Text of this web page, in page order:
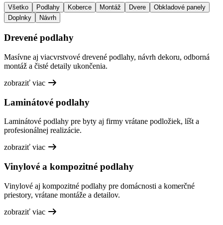
Všetko Podlahy Koberce Montáž Dvere
Obkladové panely
Doplnky
Návrh
Drevené podlahy
Masívne aj viacvrstvové drevené podlahy, návrh dekoru, odborná
montáž a čisté detaily ukončenia.
zobraziť viac
Laminátové podlahy
Laminátové podlahy pre byty aj firmy vrátane podložiek, líšt a
profesionálnej realizácie.
zobraziť viac
Vinylové a kompozitné podlahy
Vinylové aj kompozitné podlahy pre domácnosti a komerčné
priestory, vrátane montáže a detailov.
zobraziť viac